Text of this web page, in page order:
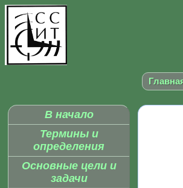
В начало
Термины и
определения
Основные цели и
задачи